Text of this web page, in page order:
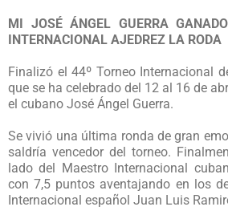
MI JOSÉ ÁNGEL GUERRA
INTERNACIONAL AJEDREZ LA RODA
Finalizó el 44º Torneo Internacional
que se ha celebrado del 12 al 16 de
el cubano José Ángel Guerra.
Se vivió una última ronda de gran
saldría vencedor del torneo.
lado del Maestro Internacional
con 7,5 puntos aventajando en los
Internacional español Juan Luis